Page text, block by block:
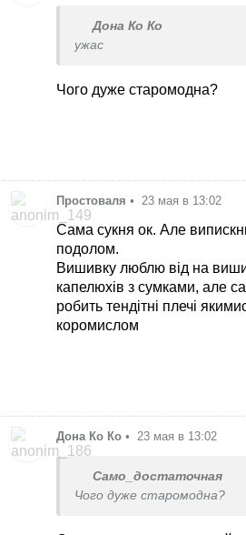
Дона Ко Ко
ужас
Чого дуже старомодна?
Простоваля • 23 мая в 13:02
Сама сукня ок. Але
подолом.
Вишивку люблю від на
капелюхів з сумками, але
робить тендітні плечі
коромислом
Дона Ко Ко • 23 мая в 13:02
Само_достаточная
Чого дуже старомодна?